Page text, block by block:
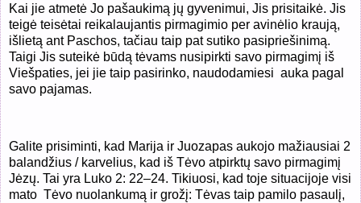
Kai jie atmetė Jo pašaukimą jų gyvenimui, Jis prisitaikė. Jis
teigė teisėtai reikalaujantis pirmagimio per avinėlio kraują,
išlietą ant Paschos, tačiau taip pat sutiko pasipriešinimą.
Taigi Jis suteikė būdą tėvams nusipirkti savo pirmagimį iš
Viešpaties, jei jie taip pasirinko, naudodamiesi auka pagal
savo pajamas.
Galite prisiminti, kad Marija ir Juozapas aukojo mažiausiai 2
balandžius / karvelius, kad iš Tėvo atpirktų savo pirmagimį
Jėzų. Tai yra Luko 2: 22–24. Tikiuosi, kad toje situacijoje visi
mato Tėvo nuolankumą ir grožį: Tėvas taip pamilo pasaulį,